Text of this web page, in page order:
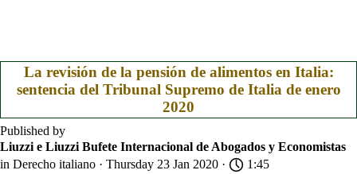
La revisión de la pensión de alimentos en Italia:
sentencia del Tribunal Supremo de Italia de enero
2020
Published by
Liuzzi e Liuzzi Bufete Internacional de Abogados y Economistas
in Derecho italiano · Thursday 23 Jan 2020 ·
1:45